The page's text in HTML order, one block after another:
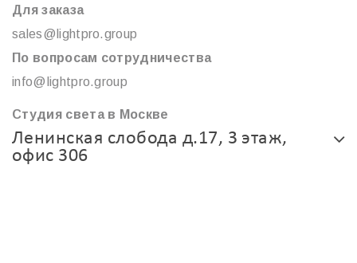
Для заказа
sales@lightpro.group
По вопросам сотрудничества
info@lightpro.group
Студия света в Москве
Ленинская слобода д.17, 3 этаж,
офис 306